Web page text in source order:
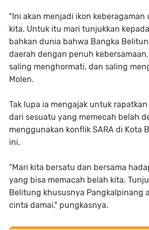
"Ini akan menjadi ikon keberagaman
kita. Untuk itu mari tunjukkan
bahkan dunia bahwa Bangka
daerah dengan penuh
saling menghormati, dan saling
Molen.
Tak lupa ia mengajak untuk
dari sesuatu yang memecah belah
menggunakan konflik SARA di Kota
ini.
“Mari kita bersatu dan bersama
yang bisa memacah belah kita.
Belitung khususnya Pangkalpinang
cinta damai," pungkasnya.